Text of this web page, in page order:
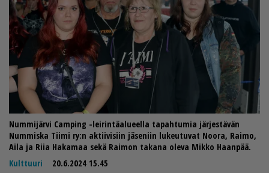
Nummijärvi Camping -leirintäalueella tapahtumia järjestävän
Nummiska Tiimi ry:n aktiivisiin jäseniin lukeutuvat Noora, Raimo,
Aila ja Riia Hakamaa sekä Raimon takana oleva Mikko Haanpää.
Kulttuuri
20.6.2024 15.45